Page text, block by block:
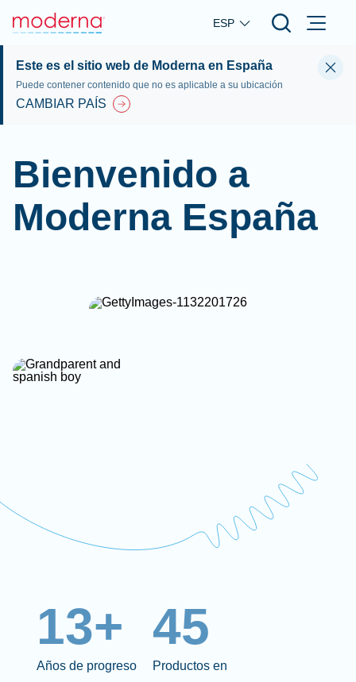
Skip to main content
ESP
Este es el sitio web de Moderna en España
Puede contener contenido que no es aplicable a su ubicación
CAMBIAR PAÍS
Bienvenido a
Moderna España
13+
Años de progreso
45
Productos en